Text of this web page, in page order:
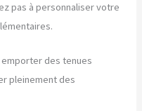
pas à personnaliser votre
emporter des tenues
pleinement des